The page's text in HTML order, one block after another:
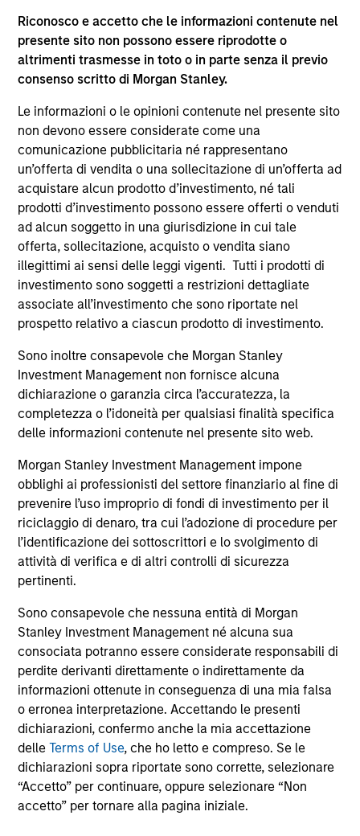
Riconosco e accetto che le informazioni contenute nel
presente sito non possono essere riprodotte o
altrimenti trasmesse in toto o in parte senza il previo
consenso scritto di Morgan Stanley.
Le informazioni o le opinioni contenute nel presente sito
non devono essere considerate come una
comunicazione pubblicitaria né rappresentano
un’offerta di vendita o una sollecitazione di un’offerta ad
acquistare alcun prodotto d’investimento, né tali
prodotti d’investimento possono essere offerti o venduti
ad alcun soggetto in una giurisdizione in cui tale
offerta, sollecitazione, acquisto o vendita siano
illegittimi ai sensi delle leggi vigenti. Tutti i prodotti di
investimento sono soggetti a restrizioni dettagliate
associate all’investimento che sono riportate nel
prospetto relativo a ciascun prodotto di investimento.
Sono inoltre consapevole che Morgan Stanley
Investment Management non fornisce alcuna
dichiarazione o garanzia circa l’accuratezza, la
completezza o l’idoneità per qualsiasi finalità specifica
delle informazioni contenute nel presente sito web.
Morgan Stanley Investment Management impone
obblighi ai professionisti del settore finanziario al fine di
prevenire l’uso improprio di fondi di investimento per il
riciclaggio di denaro, tra cui l’adozione di procedure per
l’identificazione dei sottoscrittori e lo svolgimento di
attività di verifica e di altri controlli di sicurezza
pertinenti.
Sono consapevole che nessuna entità di Morgan
Stanley Investment Management né alcuna sua
consociata potranno essere considerate responsabili di
perdite derivanti direttamente o indirettamente da
informazioni ottenute in conseguenza di una mia falsa
o erronea interpretazione. Accettando le presenti
dichiarazioni, confermo anche la mia accettazione
delleTerms of Use, che ho letto e compreso. Se le
dichiarazioni sopra riportate sono corrette, selezionare
“Accetto” per continuare, oppure selezionare “Non
accetto” per tornare alla pagina iniziale.
affiliated with Centaurus Capital Ltd. and Amaranth
Advisors LLC. Jeff earned a B.B.A. from the
University of Wisconsin at Madison.
Fixed Income Team
Global High Yield Strategy
Invests globally with a focus on U.S. middle
market credits and on larger, higher-quality
issuers in Europe and in Asia.
European High Yield Bond Strategy
Invests in high-yielding fixed income
securities, primarily euro-denominated
corporate debt that offers yields above that
generally available on investment-grade
debt.
Approfondimenti correlati
APPARIZIONE SUI MEDIA
The Evolving Role of Fixed Income in
Insurance Investment Portfolios
Jeff Mueller and Stephen Fitzsimmons recently
joined Insurance AUM's podcast to discuss